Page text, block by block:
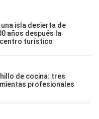
isla desierta de
años después la
turístico
de cocina: tres
profesionales